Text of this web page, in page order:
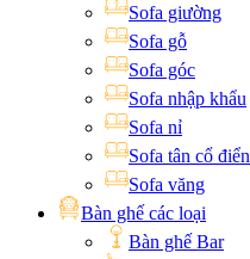
Sofa giường
Sofa gỗ
Sofa góc
Sofa nhập khẩu
Sofa nỉ
Sofa tân cổ điển
Sofa văng
Bàn ghế các loại
Bàn ghế Bar